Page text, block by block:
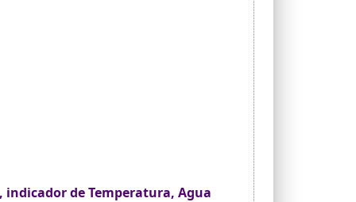
indicador de Temperatura, Agua